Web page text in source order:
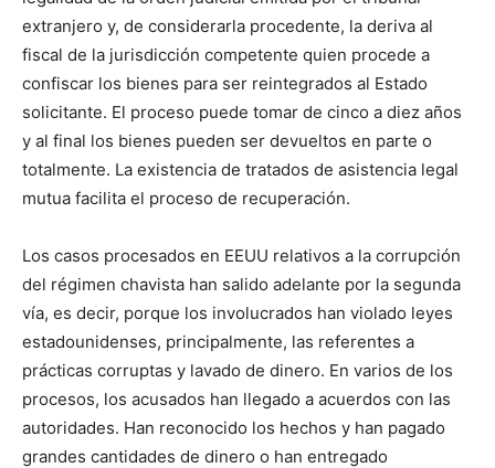
extranjero y, de considerarla procedente, la deriva al
fiscal de la jurisdicción competente quien procede a
confiscar los bienes para ser reintegrados al Estado
solicitante. El proceso puede tomar de cinco a diez años
y al final los bienes pueden ser devueltos en parte o
totalmente. La existencia de tratados de asistencia legal
mutua facilita el proceso de recuperación.
Los casos procesados en EEUU relativos a la corrupción
del régimen chavista han salido adelante por la segunda
vía, es decir, porque los involucrados han violado leyes
estadounidenses, principalmente, las referentes a
prácticas corruptas y lavado de dinero. En varios de los
procesos, los acusados han llegado a acuerdos con las
autoridades. Han reconocido los hechos y han pagado
grandes cantidades de dinero o han entregado